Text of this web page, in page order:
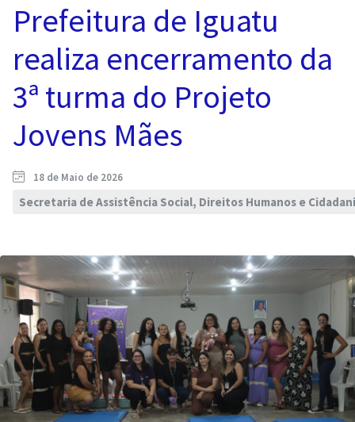
Prefeitura de Iguatu
realiza encerramento da
3ª turma do Projeto
Jovens Mães
18 de Maio de 2026
Secretaria de Assistência Social, Direitos Humanos e